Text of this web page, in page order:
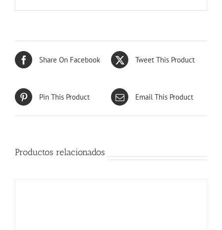
Share On Facebook Tweet This Product
Pin This Product Email This Product
Productos relacionados